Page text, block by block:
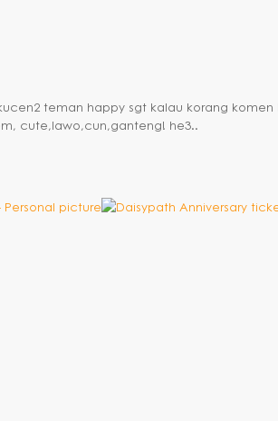
teman happy sgt kalau korang komen
cute,lawo,cun,ganteng! he3..